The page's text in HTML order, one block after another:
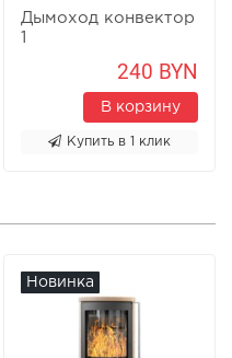
Дымоход конвектор
240 BYN
В корзину
Купить в 1 клик
Новинка